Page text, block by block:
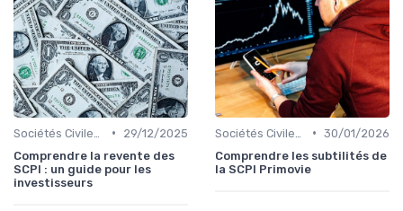
•
29/12/2025
Comprendre la revente des
SCPI : un guide pour les
investisseurs
• 30/01/2026
Comprendre les subtilités de
la SCPI Primovie